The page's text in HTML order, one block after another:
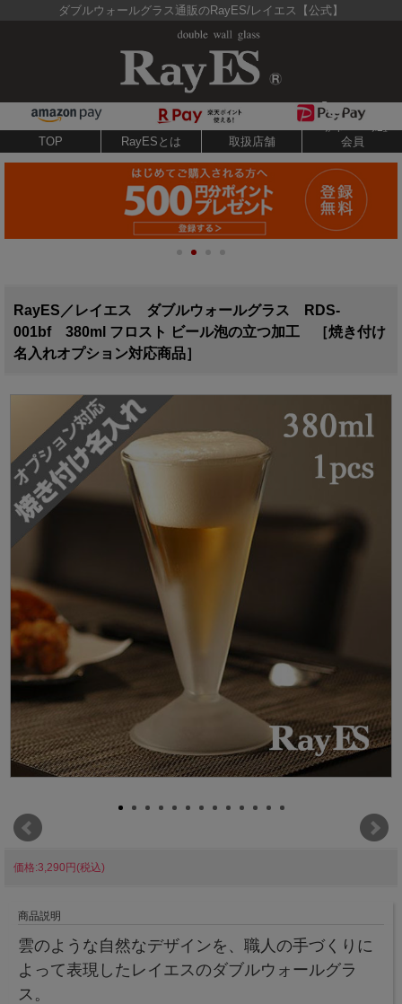
ダブルウォールグラス通販のRayES/レイエス【公式】
TOP RayESとは 取扱店舗 会員
RayES／レイエス ダブルウォールグラス RDS-
001bf 380ml フロスト ビール泡の立つ加工 ［焼き付け
名入れオプション対応商品］
価格:3,290円(税込)
商品説明
雲のような自然なデザインを、職人の手づくりに
よって表現したレイエスのダブルウォールグラ
ス。